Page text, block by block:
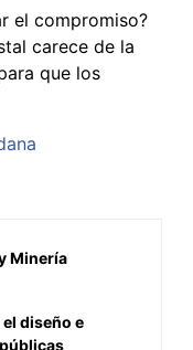
el compromiso?
carece de la
que los
Minería
diseño e